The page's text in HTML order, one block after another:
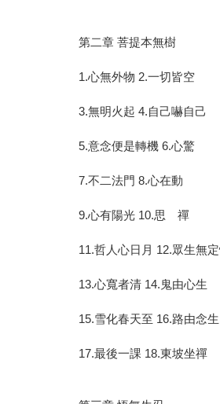
第二章 菩提本無樹
1.心無外物 2.一切皆空
3.無明火起 4.自己嚇自己
5.意念便是轉機 6.心驚
7.不二法門 8.心在動
9.心有陽光 10.思 禪
11.哲人心日月 12.眾生無
13.心寬者清 14.鬼由心生
15.雪化春天至 16.路由念生
17.最後一課 18.東坡坐禪